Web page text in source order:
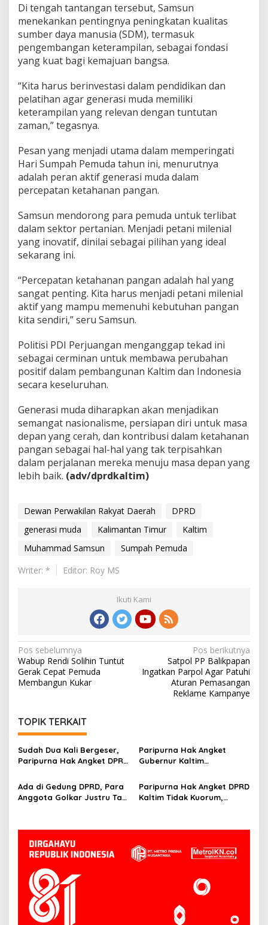
Di tengah tantangan tersebut, Samsun
menekankan pentingnya peningkatan kualitas
sumber daya manusia (SDM), termasuk
pengembangan keterampilan, sebagai fondasi
yang kuat bagi kemajuan bangsa.
“Kita harus berinvestasi dalam pendidikan dan
pelatihan agar generasi muda memiliki
keterampilan yang relevan dengan tuntutan
zaman,” tegasnya.
Pesan yang menjadi utama dalam memperingati
Hari Sumpah Pemuda tahun ini, menurutnya
adalah peran aktif generasi muda dalam
percepatan ketahanan pangan.
Samsun mendorong para pemuda untuk terlibat
dalam sektor pertanian. Menjadi petani milenial
yang inovatif, dinilai sebagai pilihan yang ideal
sekarang ini.
“Percepatan ketahanan pangan adalah hal yang
sangat penting. Kita harus menjadi petani milenial
aktif yang mampu memenuhi kebutuhan pangan
kita sendiri,” seru Samsun.
Politisi PDI Perjuangan menganggap tekad ini
sebagai cerminan untuk membawa perubahan
positif dalam pembangunan Kaltim dan Indonesia
secara keseluruhan.
Generasi muda diharapkan akan menjadikan
semangat nasionalisme, persiapan diri untuk masa
depan yang cerah, dan kontribusi dalam ketahanan
pangan sebagai hal-hal yang tak terpisahkan
dalam perjalanan mereka menuju masa depan yang
lebih baik. (adv/dprdkaltim)
Dewan Perwakilan Rakyat Daerah
DPRD
generasi muda
Kalimantan Timur
Kaltim
Muhammad Samsun
Sumpah Pemuda
Writer: *
Editor: Roy MS
Ikuti Kami
Navigasi
pos
Pos sebelumnya
Wabup Rendi Solihin Tuntut
Gerak Cepat Pemuda
Membangun Kukar
Pos berikutnya
Satpol PP Balikpapan
Ingatkan Parpol Agar Patuhi
Aturan Pemasangan
Reklame Kampanye
TOPIK TERKAIT
Sudah Dua Kali Bergeser,
Paripurna Hak Angket DPRD
Paripurna Hak Angket
Gubernur Kaltim
Digelar Hingga Tiga Kali
Sidang
Ada di Gedung DPRD, Para
Anggota Golkar Justru Tak
Paripurna Hak Angket DPRD
Kaltim Tidak Kuorum,